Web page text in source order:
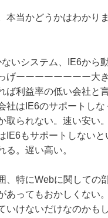
本当かどうかはわか
ないシステム、IE6か
げーーーーーーーー大
ば利益率の低い会社と
社はIE6のサポートし
取られない。速い安い。
IE6もサポートしない
る。遅い高い。
、特にWebに関しての
あってもおかしくない
いけないだけなのかも